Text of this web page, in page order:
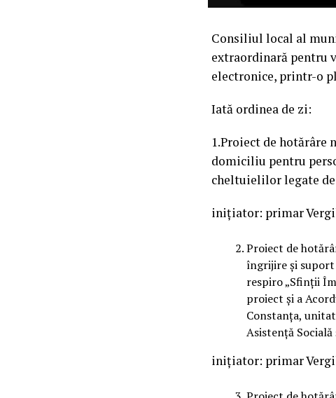
Consiliul local al
extraordinară pentru
electronice, printr-o
Iată ordinea de zi:
1.Proiect de hotărâre
domiciliu pentru
cheltuielilor legate
iniţiator: primar
Proiect de
îngrijire și
respiro „Sfinții
proiect și a
Constanța,
Asistență
iniţiator: primar